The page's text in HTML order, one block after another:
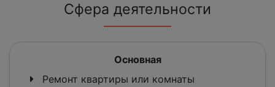
Сфера деятельности
Основная
Ремонт квартиры или комнаты